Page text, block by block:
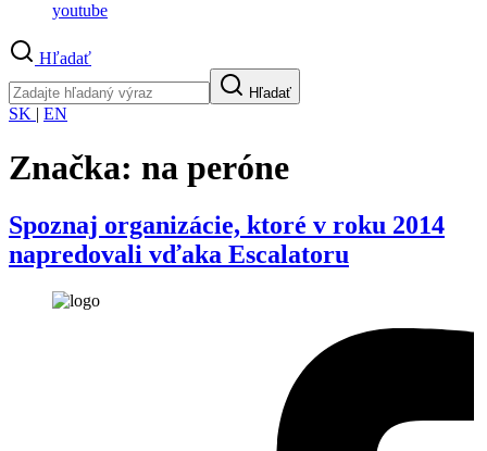
youtube
Hľadať
Hľadať
SK | EN
Značka: na peróne
Spoznaj organizácie, ktoré v roku 2014
napredovali vďaka Escalatoru